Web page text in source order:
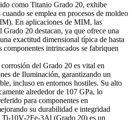
como Titanio Grado 20, exhibe
se emplea en procesos de moldeo
En aplicaciones de MIM, las
Grado 20 destacan, ya que ofrece una
exactitud dimensional típica de hasta
componentes intrincados se fabriquen
del Grado 20 es vital en
de Iluminación, garantizando un
incluso en entornos hostiles. Su alto
alrededor de 107 GPa, lo
para componentes en
su durabilidad e integridad
Ti-10V-2Fe-3Al (Grado 20) es un